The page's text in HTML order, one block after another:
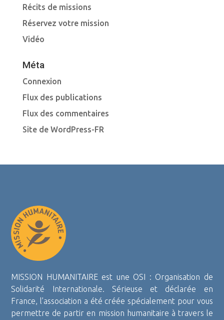
Récits de missions
Réservez votre mission
Vidéo
Méta
Connexion
Flux des publications
Flux des commentaires
Site de WordPress-FR
MISSION HUMANITAIRE est une OSI : Organisation de
Solidarité Internationale. Sérieuse et déclarée en
France, l’association a été créée spécialement pour vous
permettre de partir en mission humanitaire à travers le